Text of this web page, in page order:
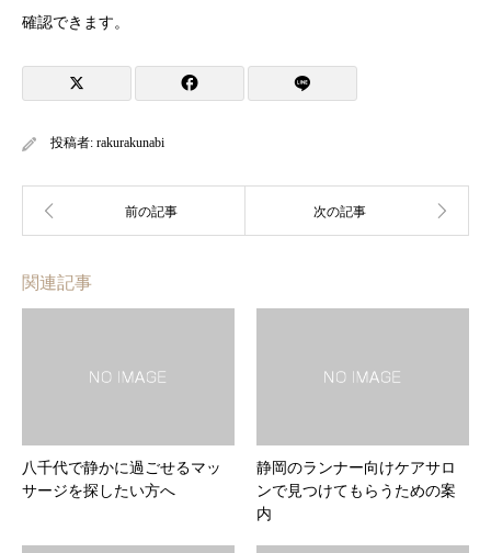
確認できます。
投稿者: rakurakunabi
関連記事
八千代で静かに過ごせるマッ
サージを探したい方へ
静岡のランナー向けケアサロ
ンで見つけてもらうための案
内